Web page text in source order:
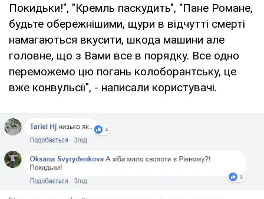
Покидьки!", "Кремль паскудить", "Пане Романе,
будьте обережнішими, щури в відчутті смерті
намагаються вкусити, шкода машини але
головне, що з Вами все в порядку. Все одно
переможемо цю погань колоборантську, це
вже конвульсії", - написали користувачі.